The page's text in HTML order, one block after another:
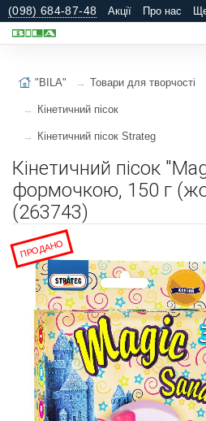
(098) 684-87-48 Акції Про нас
"BILA" Товари для творчості
Кінетичний пісок
Кінетичний пісок Strateg
Кінетичний пісок
формочкою, 150 г
(263743)
ПРОДАНО